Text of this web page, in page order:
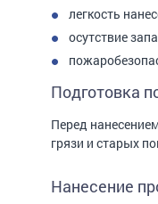
легкость
осутствие
Подготовка
Перед
грязи и старых
Нанесение